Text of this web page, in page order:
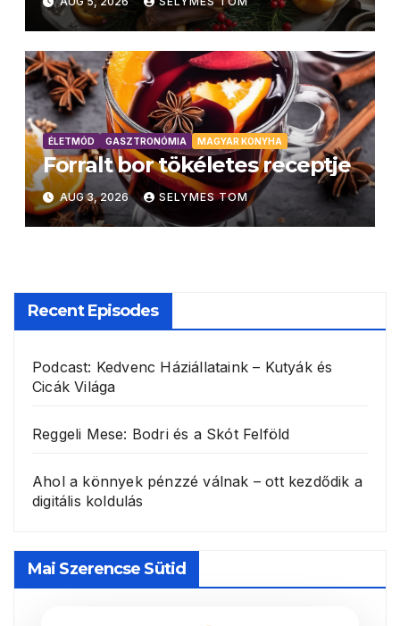
ÉLETMÓD GASZTRONÓMIA MAGYAR KONYHA
Forralt bor tökéletes receptje
AUG 3, 2026 SELYMES TOM
Recent Episodes
Podcast: Kedvenc Háziállataink – Kutyák és
Cicák Világa
Reggeli Mese: Bodri és a Skót Felföld
Ahol a könnyek pénzzé válnak – ott kezdődik a
digitális koldulás
Mai Szerencse Sütid